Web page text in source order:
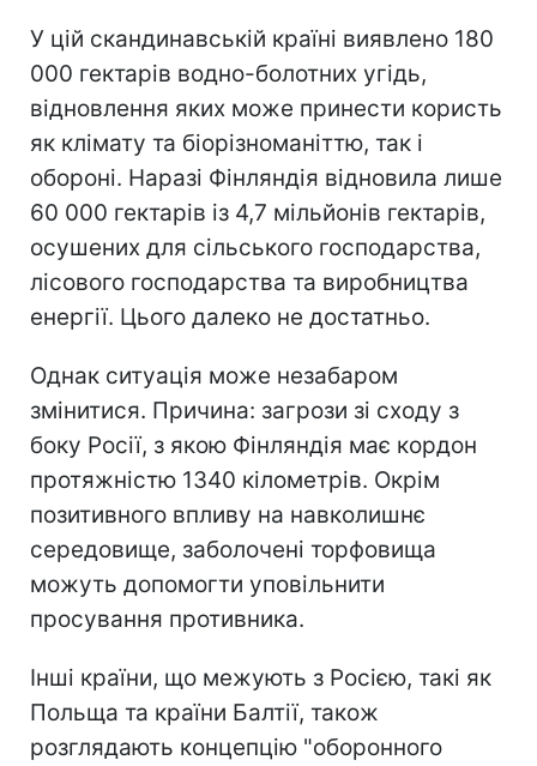
У цій скандинавській країні виявлено 180
000 гектарів водно-болотних угідь,
відновлення яких може принести користь
як клімату та біорізноманіттю, так і
обороні. Наразі Фінляндія відновила лише
60 000 гектарів із 4,7 мільйонів гектарів,
осушених для сільського господарства,
лісового господарства та виробництва
енергії. Цього далеко не достатньо.
Однак ситуація може незабаром
змінитися. Причина: загрози зі сходу з
боку Росії, з якою Фінляндія має кордон
протяжністю 1340 кілометрів. Окрім
позитивного впливу на навколишнє
середовище, заболочені торфовища
можуть допомогти уповільнити
просування противника.
Інші країни, що межують з Росією, такі як
Польща та країни Балтії, також
розглядають концепцію "оборонного